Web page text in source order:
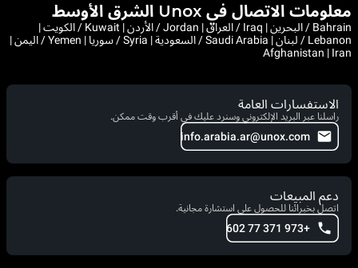
معلومات الاتصال في Unox الشرق الأوسط
Bahrain / البحرين | Iraq / العراق | Jordan / الأردن | Kuwait / الكويت |
Lebanon / لبنان | Saudi Arabia / السعودية | Syria / سوريا | Yemen / اليمن |
Afghanistan | Iran
الاستفسارات العامة
راسلنا عبر البريد الإلكتروني وسنرد عليك في أقرب وقت ممكن.
info.arabia.ar@unox.com
دعم المبيعات
اتصل بخبرائنا للحصول على استشارة مجانية.
+973 371 77 602